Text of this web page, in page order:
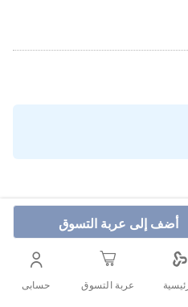
أضف إلى عربة التسوق
عربة التسوق حسابى